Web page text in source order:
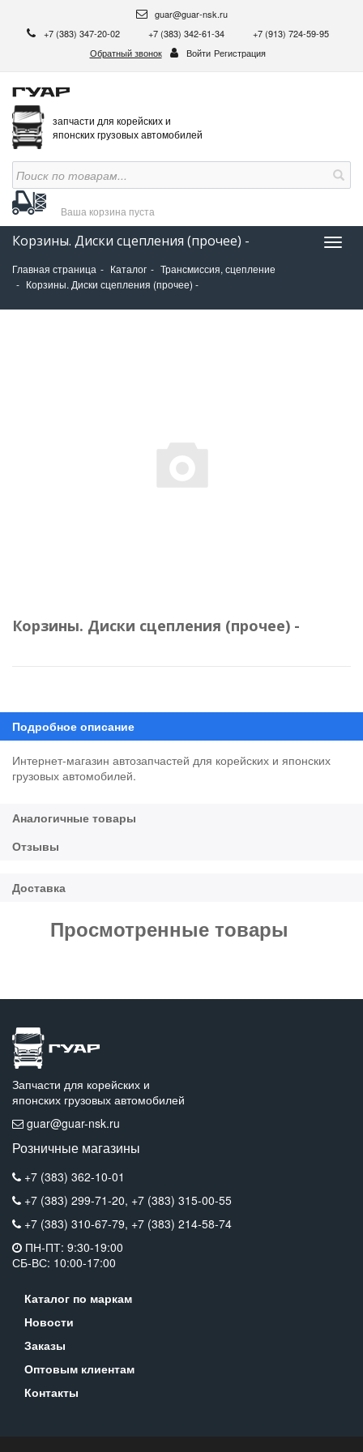
guar@guar-nsk.ru
+7 (383) 347-20-02
+7 (383) 342-61-34
+7 (913) 724-59-95
Обратный звонок
Войти Регистрация
запчасти для корейских и
японских грузовых автомобилей
Ваша корзина пуста
Корзины. Диски сцепления (прочее) -
Главная страница Каталог
Трансмиссия, сцепление
Корзины. Диски сцепления (прочее) -
Корзины. Диски сцепления (прочее) -
Интернет-магазин автозапчастей для корейских и японских
грузовых автомобилей.
Просмотренные товары
Запчасти для корейских и
японских грузовых автомобилей
guar@guar-nsk.ru
Розничные магазины
+7 (383) 362-10-01
+7 (383) 299-71-20, +7 (383) 315-00-55
+7 (383) 310-67-79, +7 (383) 214-58-74
ПН-ПТ: 9:30-19:00
СБ-ВС: 10:00-17:00
Каталог по маркам
Новости
Заказы
Оптовым клиентам
Контакты